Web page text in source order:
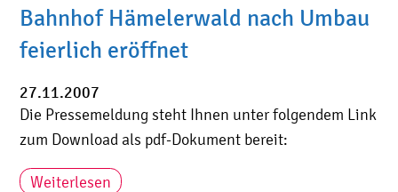
Bahnhof Hämelerwald nach Umbau
feierlich eröffnet
27.11.2007
Die Pressemeldung steht Ihnen unter folgendem Link
zum Download als pdf-Dokument bereit:
Weiterlesen